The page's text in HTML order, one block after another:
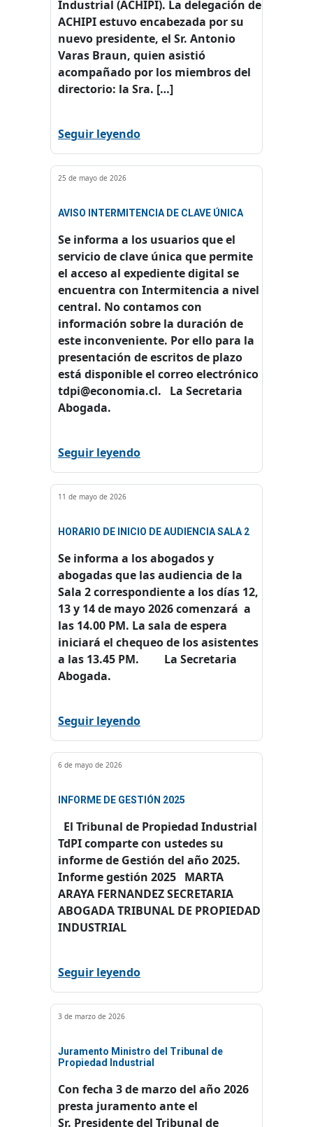
Industrial (ACHIPI). La delegación de
ACHIPI estuvo encabezada por su
nuevo presidente, el Sr. Antonio
Varas Braun, quien asistió
acompañado por los miembros del
directorio: la Sra. […]
Seguir leyendo
25 de mayo de 2026
AVISO INTERMITENCIA DE CLAVE ÚNICA
Se informa a los usuarios que el
servicio de clave única que permite
el acceso al expediente digital se
encuentra con Intermitencia a nivel
central. No contamos con
información sobre la duración de
este inconveniente. Por ello para la
presentación de escritos de plazo
está disponible el correo electrónico
tdpi@economia.cl. La Secretaria
Abogada.
Seguir leyendo
11 de mayo de 2026
HORARIO DE INICIO DE AUDIENCIA SALA 2
Se informa a los abogados y
abogadas que las audiencia de la
Sala 2 correspondiente a los días 12,
13 y 14 de mayo 2026 comenzará a
las 14.00 PM. La sala de espera
iniciará el chequeo de los asistentes
a las 13.45 PM. La Secretaria
Abogada.
Seguir leyendo
6 de mayo de 2026
INFORME DE GESTIÓN 2025
El Tribunal de Propiedad Industrial
TdPI comparte con ustedes su
informe de Gestión del año 2025.
Informe gestión 2025 MARTA
ARAYA FERNANDEZ SECRETARIA
ABOGADA TRIBUNAL DE PROPIEDAD
INDUSTRIAL
Seguir leyendo
3 de marzo de 2026
Juramento Ministro del Tribunal de
Propiedad Industrial
Con fecha 3 de marzo del año 2026
presta juramento ante el
Sr. Presidente del Tribunal de